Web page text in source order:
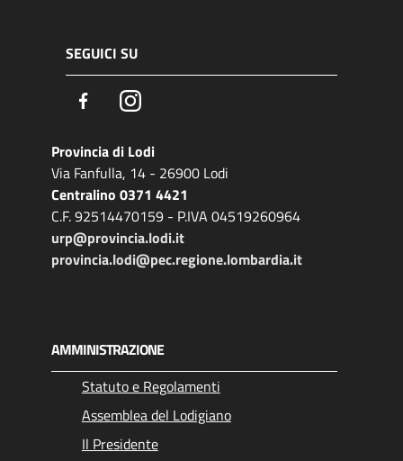
SEGUICI SU
FacebookInstagram
Provincia di Lodi
Via Fanfulla, 14 - 26900 Lodi
Centralino 0371 4421
C.F. 92514470159 - P.IVA 04519260964
urp@provincia.lodi.it
provincia.lodi@pec.regione.lombardia.it
AMMINISTRAZIONE
Statuto e Regolamenti
Assemblea del Lodigiano
Il Presidente